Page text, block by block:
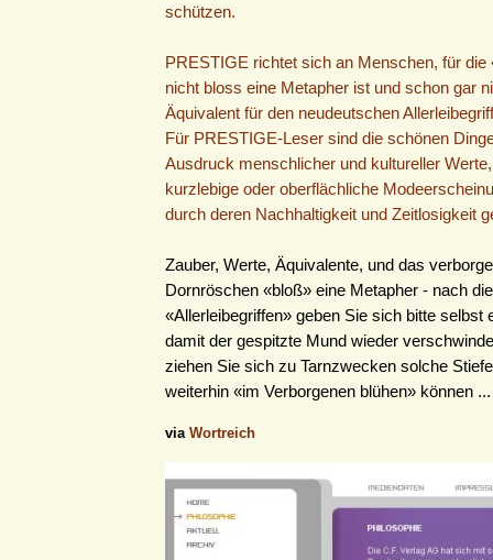
schützen.
PRESTIGE richtet sich an Menschen, für die
nicht bloss eine Metapher ist und schon gar
Äquivalent für den neudeutschen
Für PRESTIGE-Leser sind die schönen
Ausdruck menschlicher und kultureller
kurzlebige oder oberflächliche
durch deren Nachhaltigkeit und Zeitlosigkeit
Zauber, Werte, Äquivalente, und das
Dornröschen «bloß» eine Metapher - nach
«Allerleibegriffen» geben Sie sich bitte selbst
damit der gespitzte Mund wieder
ziehen Sie sich zu Tarnzwecken solche
weiterhin «im Verborgenen blühen» können ...
via Wortreich